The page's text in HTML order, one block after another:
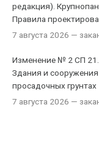
редакция).
Правила
7 августа 2026 —
Изменение № 2 СП
Здания и
просадочных грунтах
7 августа 2026 —